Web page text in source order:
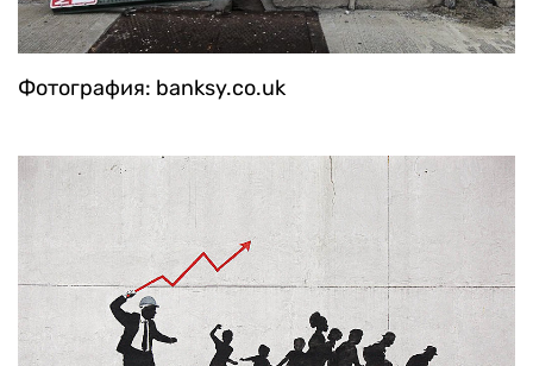
Фотография: banksy.co.uk